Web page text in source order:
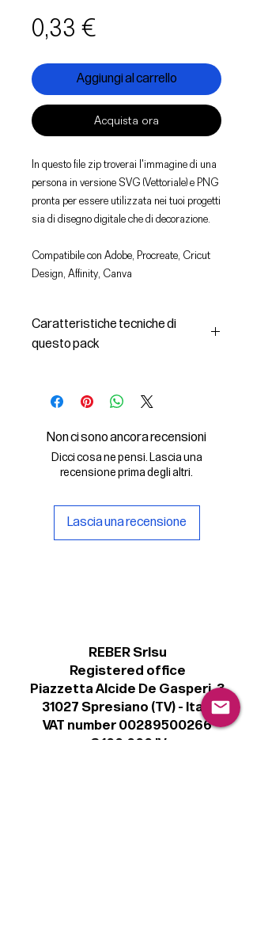
0,33 €
Aggiungi al carrello
Acquista ora
In questo file zip troverai l'immagine di una
persona in versione SVG (Vettoriale) e PNG
pronta per essere utilizzata nei tuoi progetti
sia di disegno digitale che di decorazione.
Compatibile con Adobe, Procreate, Cricut
Design, Affinity, Canva
Caratteristiche tecniche di
questo pack
- le immagini descritte in formato
- la licenza d'uso delle grafiche
Il File SVG è compatibile con Adobe,
Cricut Design, Cricut
Procreate e Affinity
Non ci sono ancora recensioni
Dicci cosa ne pensi. Lascia una
recensione prima degli altri.
Lascia una recensione
REBER Srlsu
Registered office
Piazzetta Alcide De Gasperi, 3
31027 Spresiano (TV) - Italy
VAT number 00289500266
€ 100.000 IV